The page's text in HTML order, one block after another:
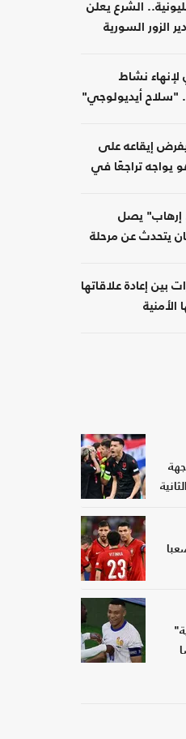
الشرع يعلن
الزور السورية
لإنهاء نشاط
"سلاح أيديولوجي"
إيقاعه على
يواجه تراجعًا في
إرهاب" يصل
يتحدث عن مرحلة
بين إعادة علاقاتها
الأمنية